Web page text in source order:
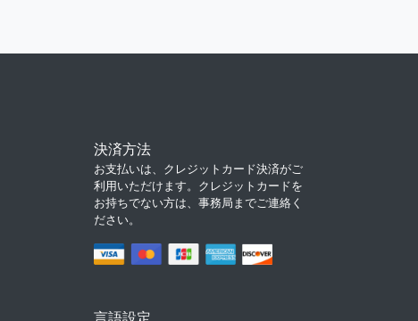
決済方法
お支払いは、クレジットカード決済がご
利用いただけます。クレジットカードを
お持ちでない方は、事務局までご連絡く
ださい。
言語設定